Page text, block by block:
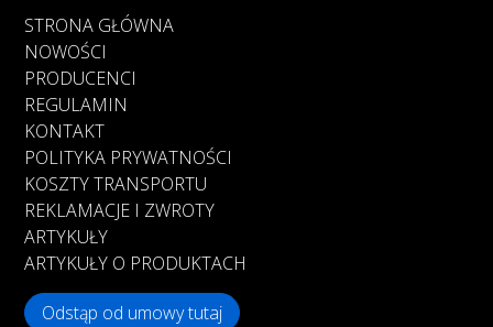
STRONA GŁÓWNA
NOWOŚCI
PRODUCENCI
REGULAMIN
KONTAKT
POLITYKA PRYWATNOŚCI
KOSZTY TRANSPORTU
REKLAMACJE I ZWROTY
ARTYKUŁY
ARTYKUŁY O PRODUKTACH
Odstąp od umowy tutaj